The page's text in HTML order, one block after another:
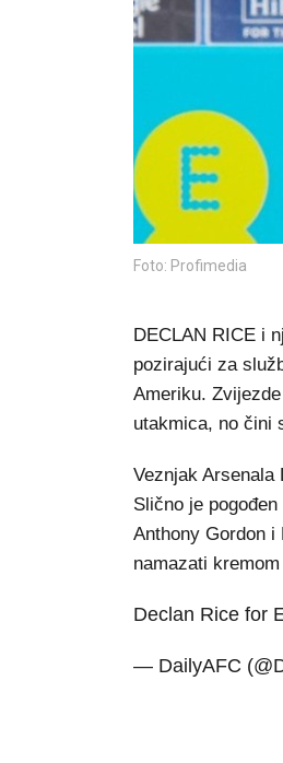
Foto: Profimedia
DECLAN RICE i
pozirajući za
Ameriku.
utakmica, no čini
Veznjak
Slično je
Anthony Gordon
namazati
Declan Rice for
— DailyAFC